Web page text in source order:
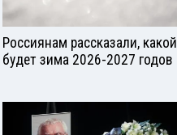
Россиянам рассказали, какой
будет зима 2026-2027 годов